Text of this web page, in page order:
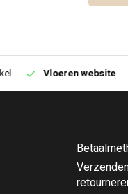
Vloeren website